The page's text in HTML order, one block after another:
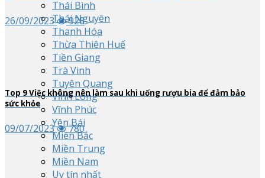
Thái Bình
Thái Nguyên
Thanh Hóa
Thừa Thiên Huế
Tiền Giang
Trà Vinh
Tuyên Quang
Vĩnh Long
Vĩnh Phúc
Yên Bái
Miền Bắc
Miền Trung
Miền Nam
Uy tín nhất
26/09/2023 928
Top 9Việc không nên làm sau khi uống rượu bia để đảm bảo
sức khỏe
09/07/2023 780